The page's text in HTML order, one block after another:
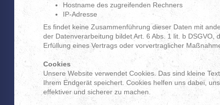
Hostname des zugreifenden Rechners
IP-Adresse
Es findet keine Zusammenführung dieser Daten mit
der Datenverarbeitung bildet Art. 6 Abs. 1 lit. b DSGVO,
Erfüllung eines Vertrags oder vorvertraglicher
Cookies
Unsere Website verwendet Cookies. Das sind kleine
Ihrem Endgerät speichert. Cookies helfen uns dabei,
effektiver und sicherer zu machen.